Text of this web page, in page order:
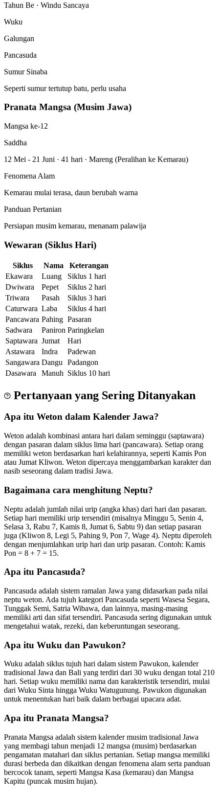
Tahun Be · Windu Sancaya
Wuku
Galungan
Pancasuda
Sumur Sinaba
Seperti sumur tertutup batu, perlu usaha
Pranata Mangsa (Musim Jawa)
Mangsa ke-12
Saddha
12 Mei - 21 Juni · 41 hari · Mareng (Peralihan ke Kemarau)
Fenomena Alam
Kemarau mulai terasa, daun berubah warna
Panduan Pertanian
Persiapan musim kemarau, menanam palawija
Wewaran (Siklus Hari)
Siklus Nama
Keterangan
Ekawara
Luang
Siklus 1 hari
Dwiwara
Pepet
Siklus 2 hari
Triwara
Pasah
Siklus 3 hari
Caturwara Laba
Siklus 4 hari
Pancawara Pahing Pasaran
Sadwara
Paniron Paringkelan
Saptawara Jumat
Hari
Astawara
Indra
Padewan
Sangawara Dangu
Padangon
Dasawara
Manuh Siklus 10 hari
Pertanyaan yang Sering Ditanyakan
Apa itu Weton dalam Kalender Jawa?
Weton adalah kombinasi antara hari dalam seminggu (saptawara)
dengan pasaran dalam siklus lima hari (pancawara). Setiap orang
memiliki weton berdasarkan hari kelahirannya, seperti Kamis Pon
atau Jumat Kliwon. Weton dipercaya menggambarkan karakter dan
nasib seseorang dalam tradisi Jawa.
Bagaimana cara menghitung Neptu?
Neptu adalah jumlah nilai urip (angka khas) dari hari dan pasaran.
Setiap hari memiliki urip tersendiri (misalnya Minggu 5, Senin 4,
Selasa 3, Rabu 7, Kamis 8, Jumat 6, Sabtu 9) dan setiap pasaran
juga (Kliwon 8, Legi 5, Pahing 9, Pon 7, Wage 4). Neptu diperoleh
dengan menjumlahkan urip hari dan urip pasaran. Contoh: Kamis
Pon = 8 + 7 = 15.
Apa itu Pancasuda?
Pancasuda adalah sistem ramalan Jawa yang didasarkan pada nilai
neptu weton. Ada tujuh kategori Pancasuda seperti Wasesa Segara,
Tunggak Semi, Satria Wibawa, dan lainnya, masing-masing
memiliki arti dan sifat tersendiri. Pancasuda sering digunakan untuk
mengetahui watak, rezeki, dan keberuntungan seseorang.
Apa itu Wuku dan Pawukon?
Wuku adalah siklus tujuh hari dalam sistem Pawukon, kalender
tradisional Jawa dan Bali yang terdiri dari 30 wuku dengan total 210
hari. Setiap wuku memiliki nama dan karakteristik tersendiri, mulai
dari Wuku Sinta hingga Wuku Watugunung. Pawukon digunakan
untuk menentukan hari baik dalam berbagai upacara adat.
Apa itu Pranata Mangsa?
Pranata Mangsa adalah sistem kalender musim tradisional Jawa
yang membagi tahun menjadi 12 mangsa (musim) berdasarkan
pengamatan matahari dan siklus pertanian. Setiap mangsa memiliki
durasi berbeda dan dikaitkan dengan fenomena alam serta panduan
bercocok tanam, seperti Mangsa Kasa (kemarau) dan Mangsa
Kapitu (puncak musim hujan).